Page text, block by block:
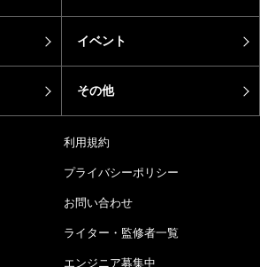
イベント
その他
利用規約
プライバシーポリシー
お問い合わせ
ライター・監修者一覧
エンジニア募集中